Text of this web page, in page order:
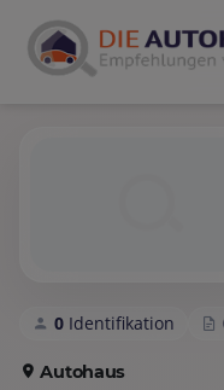
0 Identifikation
Autohaus